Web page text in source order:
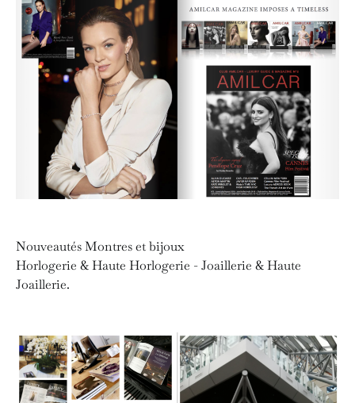
Nouveautés Montres et bijoux
Horlogerie & Haute Horlogerie - Joaillerie & Haute
Joaillerie.